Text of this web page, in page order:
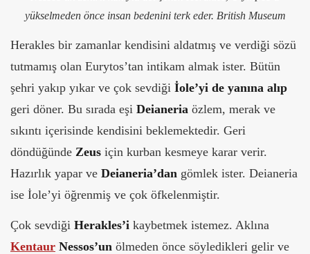
yükselmeden önce insan bedenini terk eder. British Museum
Herakles bir zamanlar kendisini aldatmış ve verdiği sözü
tutmamış olan Eurytos’tan intikam almak ister. Bütün
şehri yakıp yıkar ve çok sevdiği İole’yi de yanına alıp
geri döner. Bu sırada eşi Deianeria özlem, merak ve
sıkıntı içerisinde kendisini beklemektedir. Geri
döndüğünde Zeus için kurban kesmeye karar verir.
Hazırlık yapar ve Deianeria’dan gömlek ister. Deianeria
ise İole’yi öğrenmiş ve çok öfkelenmiştir.
Çok sevdiği Herakles’i kaybetmek istemez. Aklına
Kentaur Nessos’un ölmeden önce söyledikleri gelir ve